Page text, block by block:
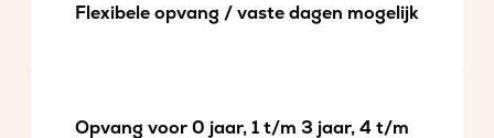
Flexibele opvang / vaste dagen mogelijk
Opvang voor 0 jaar, 1 t/m 3 jaar, 4 t/m